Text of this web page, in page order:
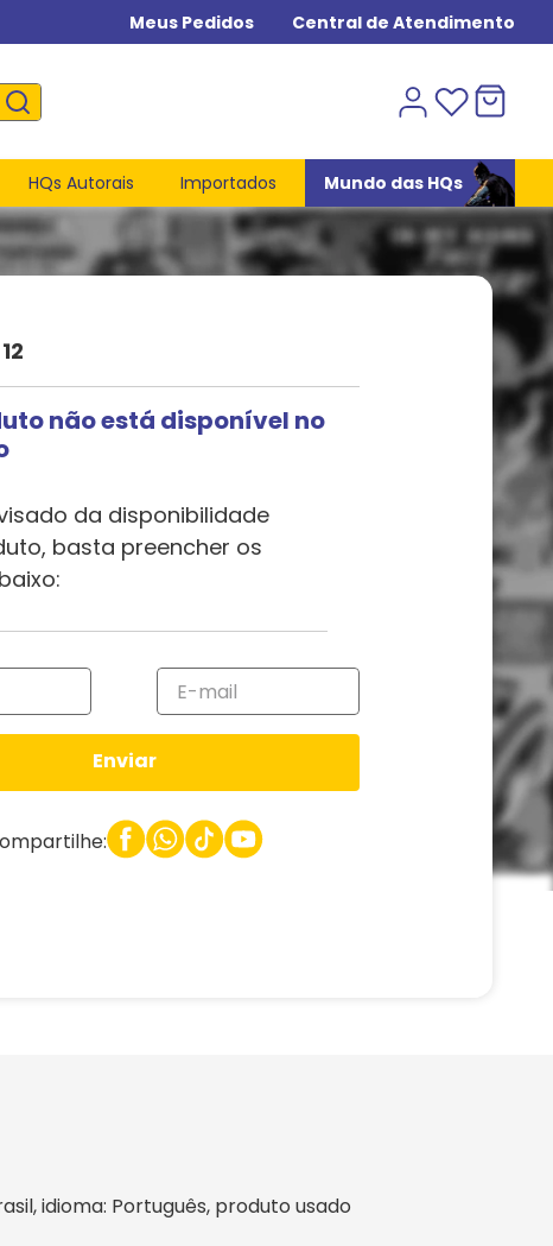
Meus Pedidos Central de Atendimento
HQs Autorais Importados Mundo das HQs
não está disponível no
da disponibilidade
basta preencher os
Enviar
idioma: Português, produto usado